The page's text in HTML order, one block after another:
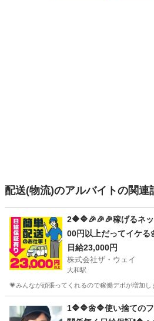
配送(物流)のアルバイトの関連
2🔶🔷🎉🎉🎉稼げるネ
00円以上だってイケる
😁
日給23,000円
株式会社ザ・ウェイ
大和駅
💗みんなが頑張ってくれるので稼働デポが増加
大和駅 ドライバー
1🔷🔷🌼🔷使い捨ての